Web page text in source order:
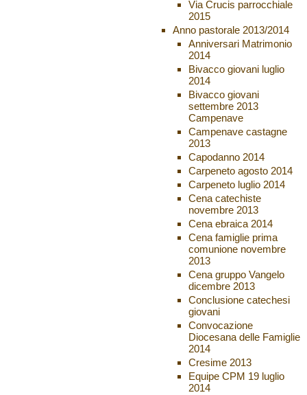
Via Crucis parrocchiale
2015
Anno pastorale 2013/2014
Anniversari Matrimonio
2014
Bivacco giovani luglio
2014
Bivacco giovani
settembre 2013
Campenave
Campenave castagne
2013
Capodanno 2014
Carpeneto agosto 2014
Carpeneto luglio 2014
Cena catechiste
novembre 2013
Cena ebraica 2014
Cena famiglie prima
comunione novembre
2013
Cena gruppo Vangelo
dicembre 2013
Conclusione catechesi
giovani
Convocazione
Diocesana delle Famiglie
2014
Cresime 2013
Equipe CPM 19 luglio
2014